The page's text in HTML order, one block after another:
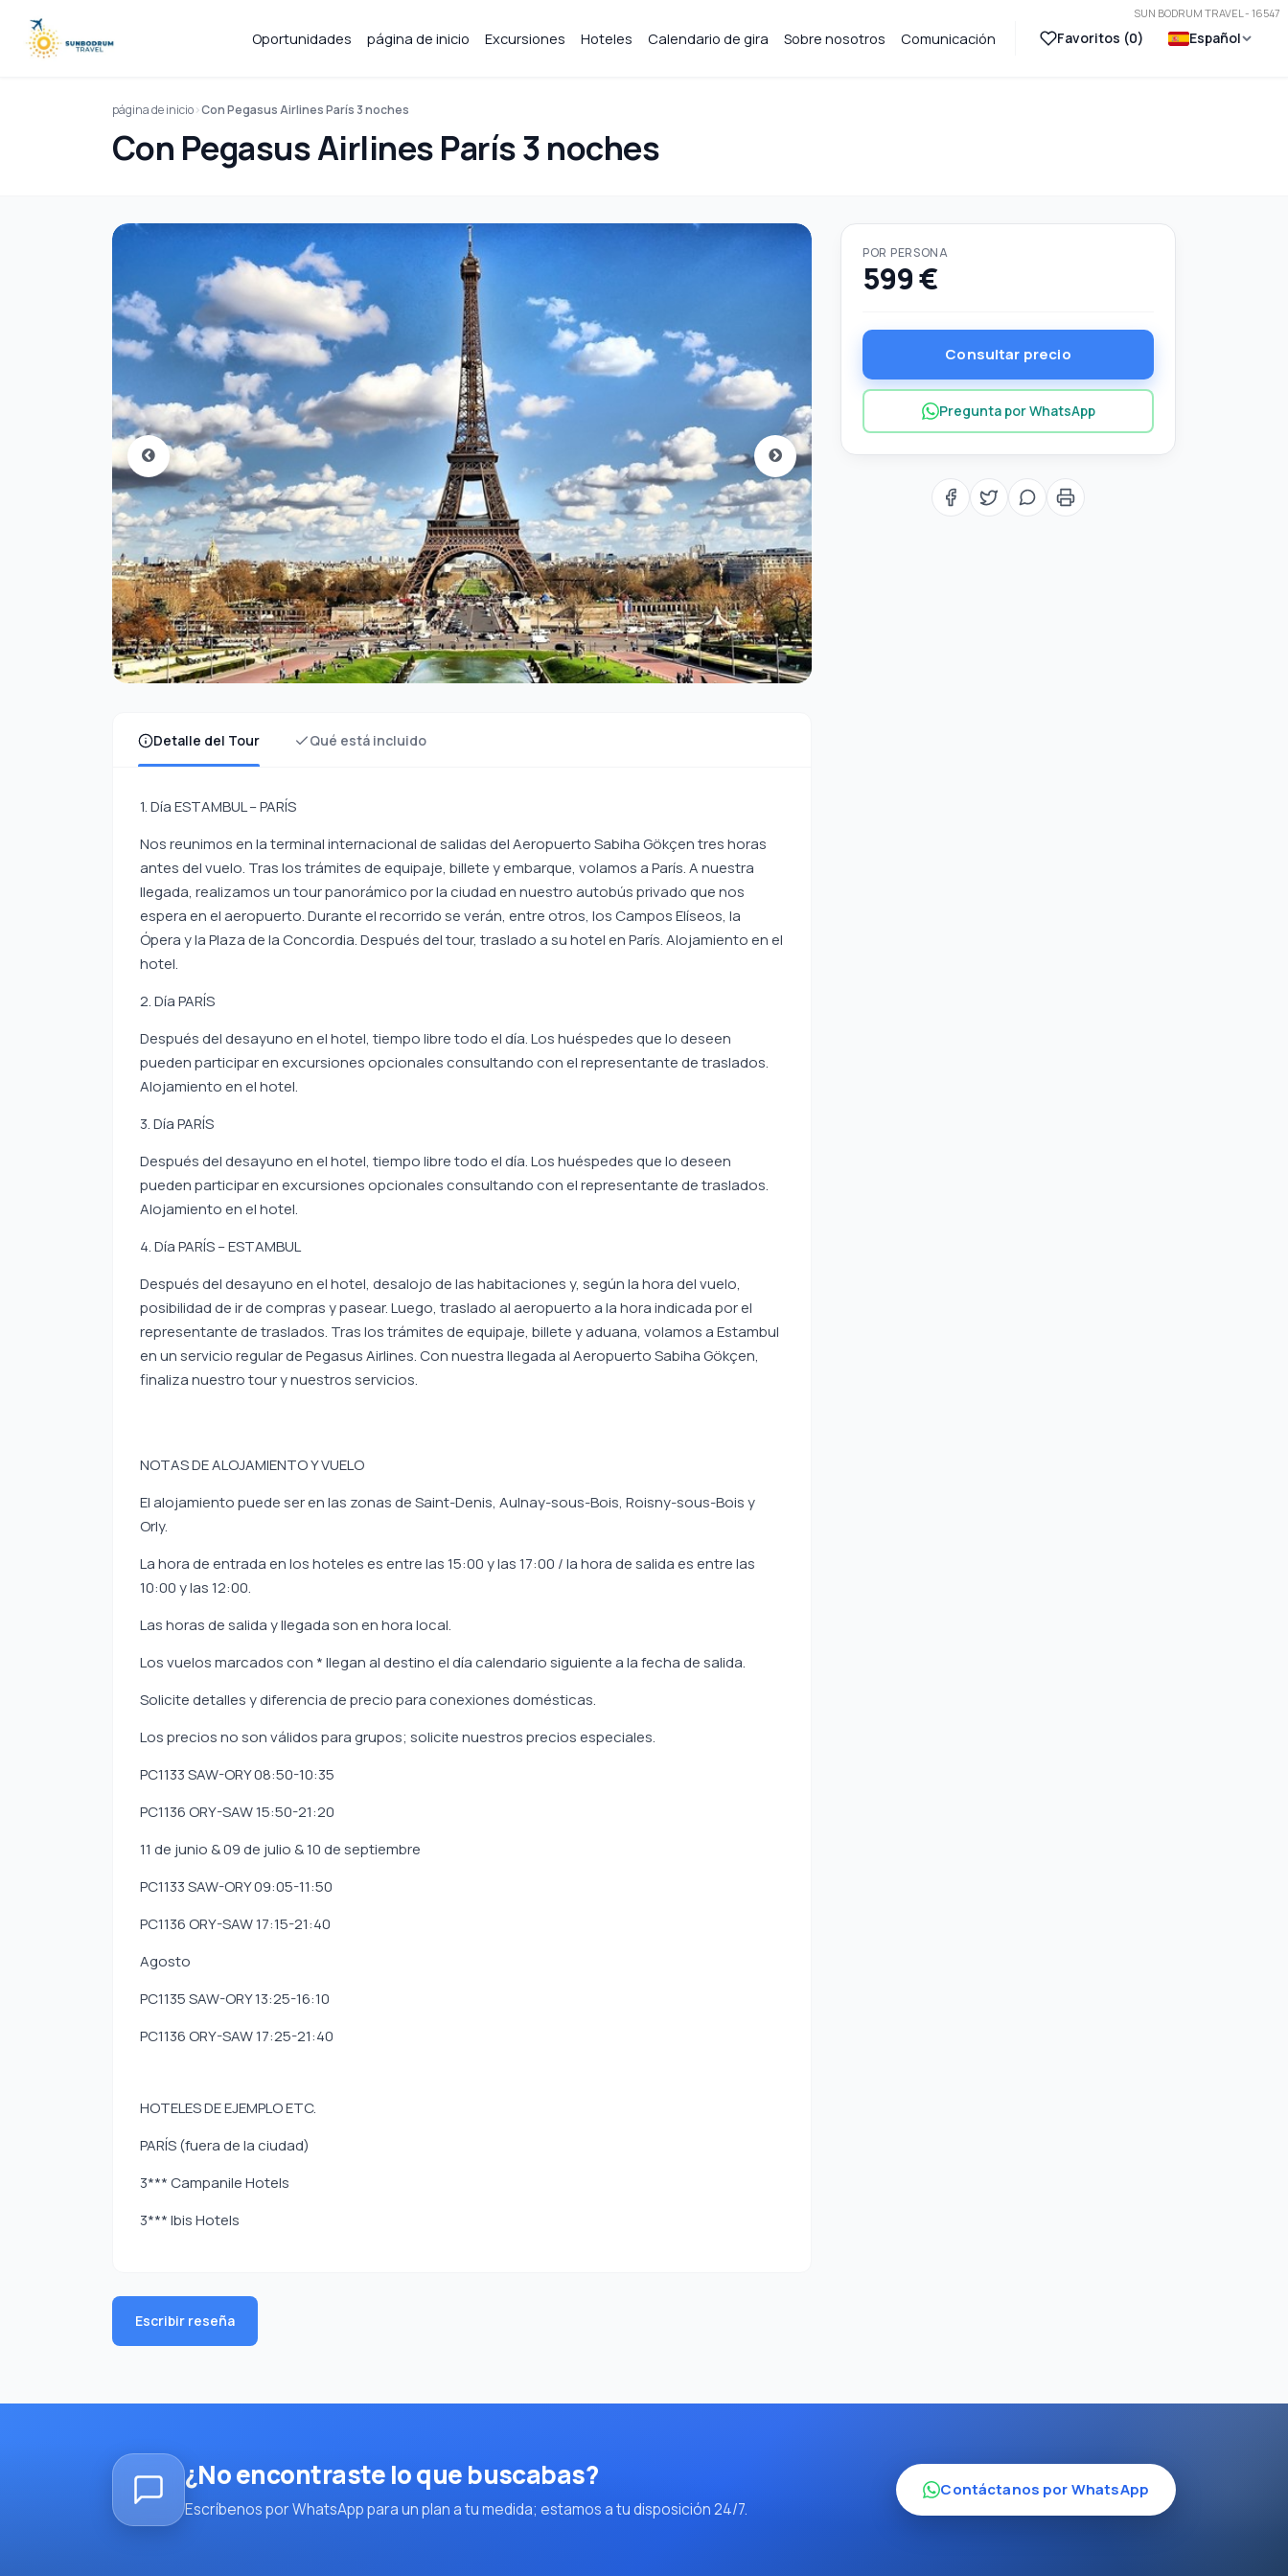
SUN BODRUM TRAVEL - 16547
Oportunidades página de inicio Excursiones Hoteles Calendario de gira Sobre nosotros Comunicación Favoritos (0) Español
página de inicio Con Pegasus Airlines París 3 noches
Con Pegasus Airlines París 3 noches
Detalle del Tour Qué está incluido
1. Día ESTAMBUL – PARÍS
Nos reunimos en la terminal internacional de salidas del Aeropuerto Sabiha Gökçen tres horas
antes del vuelo. Tras los trámites de equipaje, billete y embarque, volamos a París. A nuestra
llegada, realizamos un tour panorámico por la ciudad en nuestro autobús privado que nos
espera en el aeropuerto. Durante el recorrido se verán, entre otros, los Campos Elíseos, la
Ópera y la Plaza de la Concordia. Después del tour, traslado a su hotel en París. Alojamiento en el
hotel.
2. Día PARÍS
Después del desayuno en el hotel, tiempo libre todo el día. Los huéspedes que lo deseen
pueden participar en excursiones opcionales consultando con el representante de traslados.
Alojamiento en el hotel.
3. Día PARÍS
Después del desayuno en el hotel, tiempo libre todo el día. Los huéspedes que lo deseen
pueden participar en excursiones opcionales consultando con el representante de traslados.
Alojamiento en el hotel.
4. Día PARÍS – ESTAMBUL
Después del desayuno en el hotel, desalojo de las habitaciones y, según la hora del vuelo,
posibilidad de ir de compras y pasear. Luego, traslado al aeropuerto a la hora indicada por el
representante de traslados. Tras los trámites de equipaje, billete y aduana, volamos a Estambul
en un servicio regular de Pegasus Airlines. Con nuestra llegada al Aeropuerto Sabiha Gökçen,
finaliza nuestro tour y nuestros servicios.
NOTAS DE ALOJAMIENTO Y VUELO
El alojamiento puede ser en las zonas de Saint-Denis, Aulnay-sous-Bois, Roisny-sous-Bois y
Orly.
La hora de entrada en los hoteles es entre las 15:00 y las 17:00 / la hora de salida es entre las
10:00 y las 12:00.
Las horas de salida y llegada son en hora local.
Los vuelos marcados con * llegan al destino el día calendario siguiente a la fecha de salida.
Solicite detalles y diferencia de precio para conexiones domésticas.
Los precios no son válidos para grupos; solicite nuestros precios especiales.
PC1133 SAW-ORY 08:50-10:35
PC1136 ORY-SAW 15:50-21:20
11 de junio & 09 de julio & 10 de septiembre
PC1133 SAW-ORY 09:05-11:50
PC1136 ORY-SAW 17:15-21:40
Agosto
PC1135 SAW-ORY 13:25-16:10
PC1136 ORY-SAW 17:25-21:40
HOTELES DE EJEMPLO ETC.
PARÍS (fuera de la ciudad)
3*** Campanile Hotels
3*** Ibis Hotels
Escribir reseña
POR PERSONA
599 €
Consultar precio
Pregunta por WhatsApp
¿No encontraste lo que buscabas?
Escríbenos por WhatsApp para un plan a tu medida; estamos a tu disposición 24/7.
Contáctanos por WhatsApp